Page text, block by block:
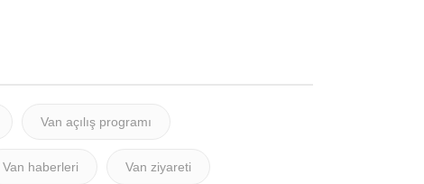
Van açılış programı
Van haberleri Van ziyareti